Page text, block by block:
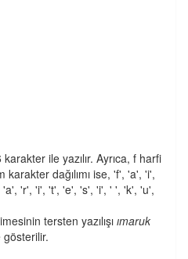
karakter ile yazılır. Ayrıca, f harfi
karakter dağılımı ise, 'f', 'a', 'i',
'r', 'i', 't', 'e', 's', 'i', ' ', 'k', 'u',
tersten yazılışı ımaruk